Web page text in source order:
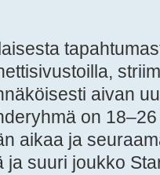
aivan
on
aikaa ja
ja suuri joukko